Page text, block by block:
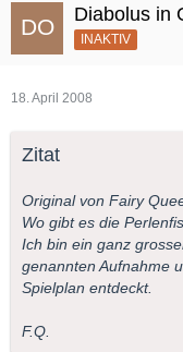
Diabolus in
INAKTIV
18. April 2008
Zitat
Original von Fairy
Wo gibt es die
Ich bin ein ganz
genannten Aufnahme
Spielplan entdeckt.
F.Q.